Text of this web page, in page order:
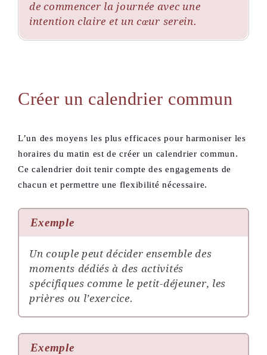
de commencer la journée avec une
intention claire et un cœur serein.
Créer un calendrier commun
L’un des moyens les plus efficaces pour harmoniser les
horaires du matin est de créer un calendrier commun.
Ce calendrier doit tenir compte des engagements de
chacun et permettre une flexibilité nécessaire.
Exemple
Un couple peut décider ensemble des
moments dédiés à des activités
spécifiques comme le petit-déjeuner, les
prières ou l’exercice.
Exemple